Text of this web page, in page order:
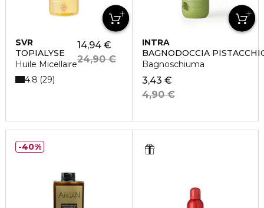
SVR
TOPIALYSE
Huile Micellaire
14,94 €
24,90 €
4.8 29
INTRA
BAGNODOCCIA
Bagnoschiuma
3,43 €
4,90 €
40%